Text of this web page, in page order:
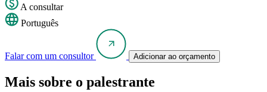
A consultar
Português
Falar com um consultor Adicionar ao orçamento
Mais sobre o palestrante